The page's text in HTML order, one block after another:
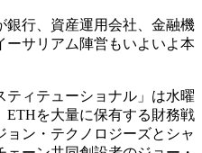
銀行、資産運用会社、金融機
ーサリアム陣営もいよいよ本
ティテューショナル」は水曜
ETHを大量に保有する財務戦
ン・テクノロジーズとシャ